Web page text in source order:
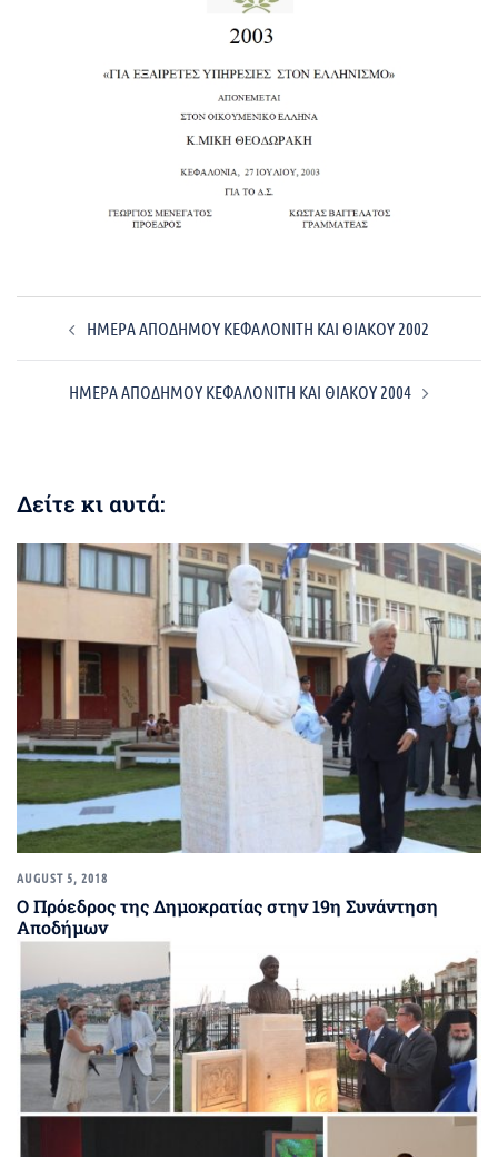
navigation
ΗΜΕΡΑ ΑΠΟΔΗΜΟΥ ΚΕΦΑΛΟΝΙΤΗ ΚΑΙ ΘΙΑΚΟΥ 2002
ΗΜΕΡΑ ΑΠΟΔΗΜΟΥ ΚΕΦΑΛΟΝΙΤΗ ΚΑΙ ΘΙΑΚΟΥ 2004
Δείτε κι αυτά:
AUGUST 5, 2018
Ο Πρόεδρος της Δημοκρατίας στην 19η Συνάντηση
Αποδήμων